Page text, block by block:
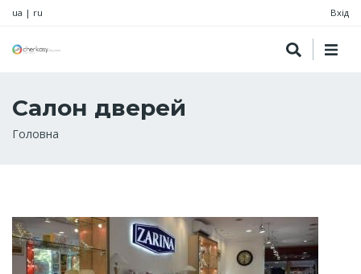
ua | ru Вхід
Салон дверей
Рядок
Головна